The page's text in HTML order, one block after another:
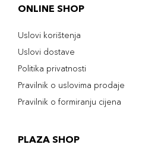
ONLINE SHOP
Uslovi korištenja
Uslovi dostave
Politika privatnosti
Pravilnik o uslovima prodaje
Pravilnik o formiranju cijena
PLAZA SHOP